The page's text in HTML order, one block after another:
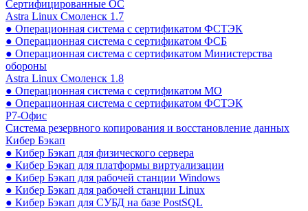
Сертифицированные ОС
Astra Linux Смоленск 1.7
● Операционная система с сертификатом ФСТЭК
● Операционная система с сертификатом ФСБ
● Операционная система с сертификатом Министерства
обороны
Astra Linux Смоленск 1.8
● Операционная система с сертификатом МО
● Операционная система с сертификатом ФСТЭК
Р7-Офис
Система резервного копирования и восстановление данных
Кибер Бэкап
● Кибер Бэкап для физического сервера
● Кибер Бэкап для платформы виртуализации
● Кибер Бэкап для рабочей станции Windows
● Кибер Бэкап для рабочей станции Linux
● Кибер Бэкап для СУБД на базе PostSQL